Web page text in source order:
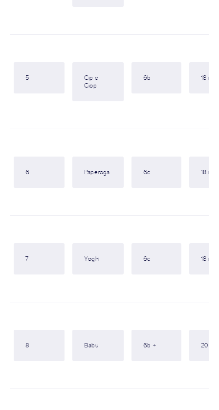
5
Cip e
Ciop
6b 18 m
6 Paperoga 6c 18 m
7 Yoghi 6c 18 m
8 Babu 6b + 20 m